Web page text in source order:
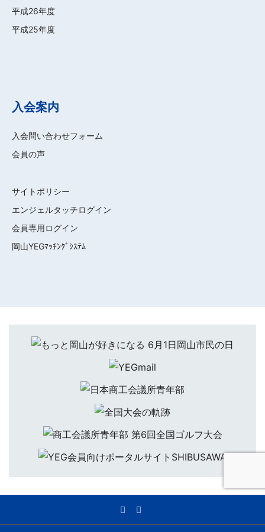
平成26年度
平成25年度
入会案内
入会問い合わせフォーム
会員の声
サイトポリシー
エンジェルタッチログイン
会員専用ログイン
岡山YEGﾏｯﾁﾝｸﾞｼｽﾃﾑ